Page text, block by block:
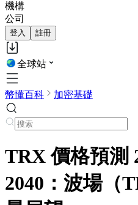
機構
公司
登入 註冊
全球站
幣懂百科 加密基礎
TRX 價格預測
2040：波場（